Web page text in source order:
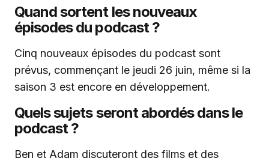
Quand sortent les nouveaux
épisodes du podcast ?
Cinq nouveaux épisodes du podcast sont
prévus, commençant le jeudi 26 juin, même si la
saison 3 est encore en développement.
Quels sujets seront abordés dans le
podcast ?
Ben et Adam discuteront des films et des